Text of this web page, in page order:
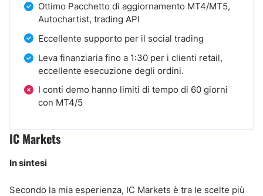
Ottimo Pacchetto di aggiornamento MT4/MT5,
Autochartist, trading API
Eccellente supporto per il social trading
Leva finanziaria fino a 1:30 per i clienti retail,
eccellente esecuzione degli ordini.
I conti demo hanno limiti di tempo di 60 giorni
con MT4/5
IC Markets
In sintesi
Secondo la mia esperienza, IC Markets è tra le scelte più